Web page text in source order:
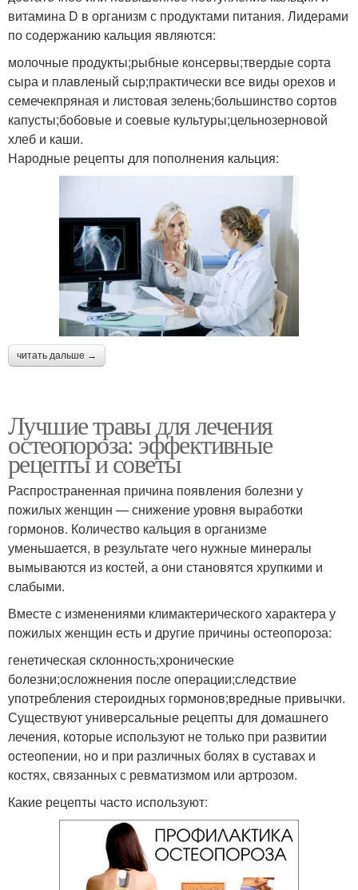
витамина D в организм с продуктами питания. Лидерами
по содержанию кальция являются:
молочные продукты;рыбные консервы;твердые сорта
сыра и плавленый сыр;практически все виды орехов и
семечекпряная и листовая зелень;большинство сортов
капусты;бобовые и соевые культуры;цельнозерновой
хлеб и каши.
Народные рецепты для пополнения кальция:
читать дальше →
Лучшие травы для лечения
остеопороза: эффективные
рецепты и советы
Распространенная причина появления болезни у
пожилых женщин — снижение уровня выработки
гормонов. Количество кальция в организме
уменьшается, в результате чего нужные минералы
вымываются из костей, а они становятся хрупкими и
слабыми.
Вместе с изменениями климактерического характера у
пожилых женщин есть и другие причины остеопороза:
генетическая склонность;хронические
болезни;осложнения после операции;следствие
употребления стероидных гормонов;вредные привычки.
Существуют универсальные рецепты для домашнего
лечения, которые используют не только при развитии
остеопении, но и при различных болях в суставах и
костях, связанных с ревматизмом или артрозом.
Какие рецепты часто используют: